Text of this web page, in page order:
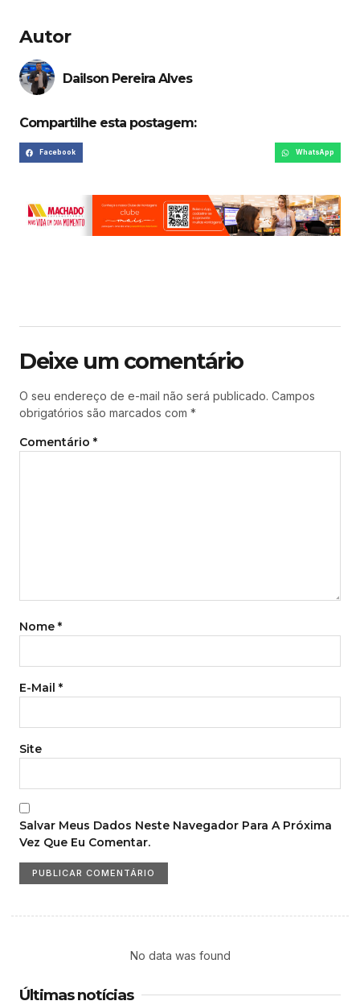
Autor
Dailson Pereira Alves
Compartilhe esta postagem:
Facebook WhatsApp
Deixe um comentário
O seu endereço de e-mail não será publicado. Campos
obrigatórios são marcados com *
Comentário *
Nome *
E-Mail *
Site
Salvar Meus Dados Neste Navegador Para A Próxima
Vez Que Eu Comentar.
No data was found
Últimas notícias